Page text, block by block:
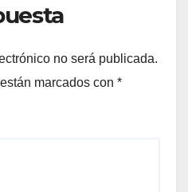
no será publicada.
marcados con *